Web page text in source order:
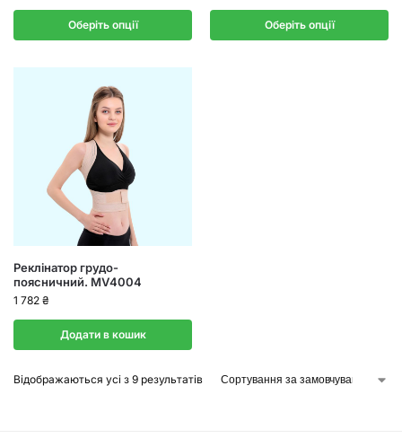
Оберіть опції Оберіть опції
Реклінатор грудо-
поясничний. MV4004
1 782 ₴
Додати в кошик
Відображаються усі з 9 результатів